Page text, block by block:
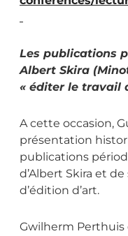
Les publications
Albert Skira
« éditer le travail
A cette occasion,
présentation
publications
d’Albert Skira et
d’édition d’art.
Gwilherm Perthuis